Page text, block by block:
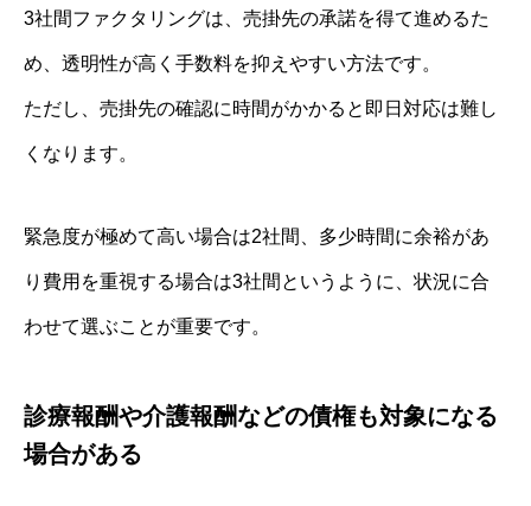
3社間ファクタリングは、売掛先の承諾を得て進めるた
め、透明性が高く手数料を抑えやすい方法です。
ただし、売掛先の確認に時間がかかると即日対応は難し
くなります。
緊急度が極めて高い場合は2社間、多少時間に余裕があ
り費用を重視する場合は3社間というように、状況に合
わせて選ぶことが重要です。
診療報酬や介護報酬などの債権も対象になる
場合がある